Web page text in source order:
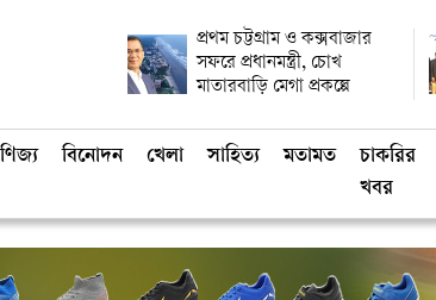
প্রথম চট্টগ্রাম ও কক্সবাজার
সফরে প্রধানমন্ত্রী, চোখ
মাতারবাড়ি মেগা প্রকল্পে
বিনোদন খেলা সাহিত্য মতামত
চাকরির
খবর